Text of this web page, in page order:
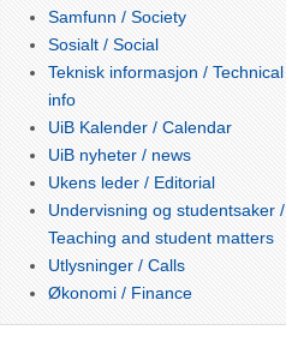
Samfunn / Society
Sosialt / Social
Teknisk informasjon / Technical
info
UiB Kalender / Calendar
UiB nyheter / news
Ukens leder / Editorial
Undervisning og studentsaker /
Teaching and student matters
Utlysninger / Calls
Økonomi / Finance